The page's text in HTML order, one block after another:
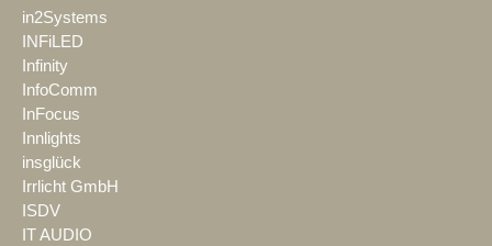
in2Systems
INFiLED
Infinity
InfoComm
InFocus
Innlights
insglück
Irrlicht GmbH
ISDV
IT AUDIO